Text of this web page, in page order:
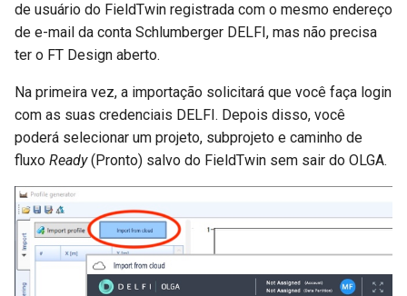
de usuário do FieldTwin registrada com o mesmo endereço
de e-mail da conta Schlumberger DELFI, mas não precisa
ter o FT Design aberto.
Na primeira vez, a importação solicitará que você faça login
com as suas credenciais DELFI. Depois disso, você
poderá selecionar um projeto, subprojeto e caminho de
fluxo Ready(Pronto) salvo do FieldTwin sem sair do OLGA.